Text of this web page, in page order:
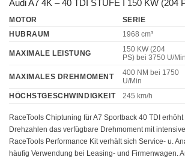
Audi A7 4K – 40 TDI STUFE I 150 KW (204
MOTOR SERIE
HUBRAUM
1968 cm³
MAXIMALE LEISTUNG
150 KW (204
PS) bei 3750 U/Min
MAXIMALES DREHMOMENT
400 NM bei 1750
U/Min
HÖCHSTGESCHWINDIGKEIT 245 km/h
RaceTools Chiptuning für A7 Sportback 40 TDI
Drehzahlen das verfügbare Drehmoment mit
RaceTools Performance Kit verhält sich Service- u.
häufig Verwendung bei Leasing- und Firmenwagen.